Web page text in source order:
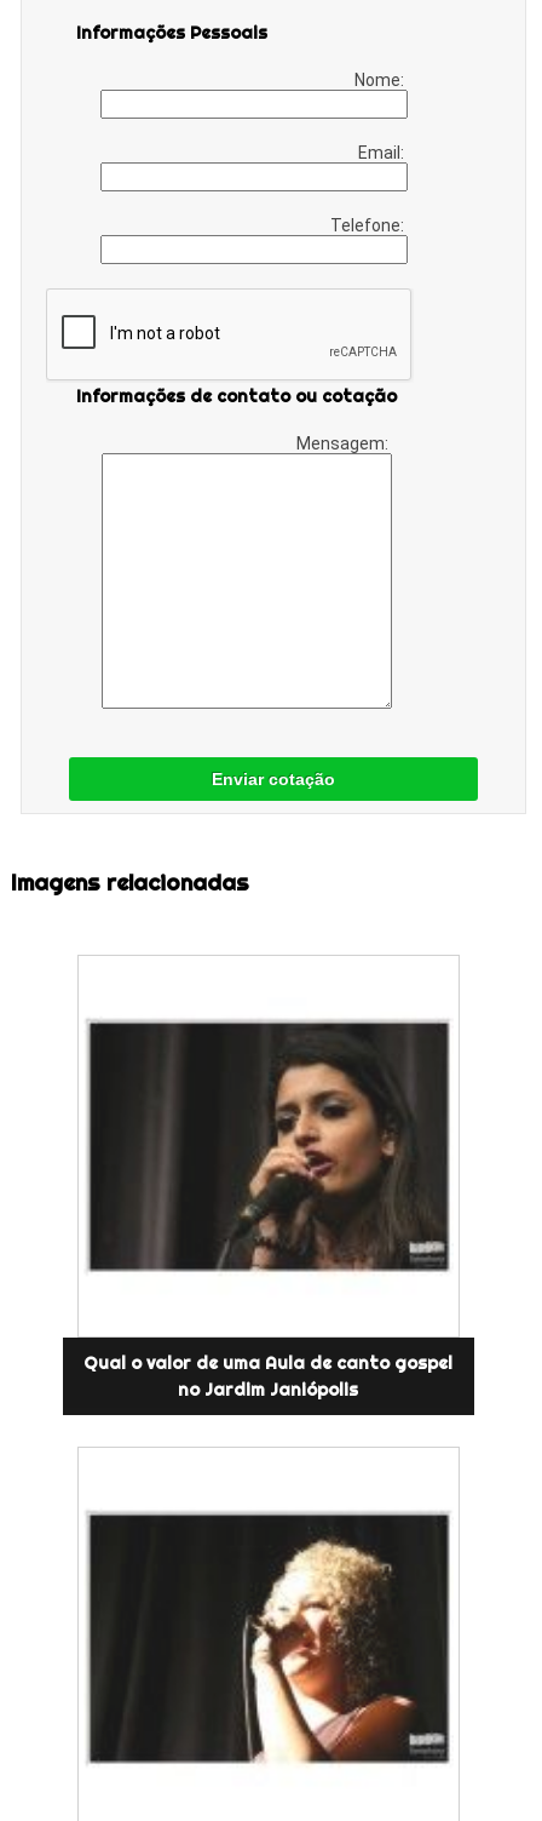
Informações Pessoais
Nome:
Email:
Telefone:
Informações de contato ou cotação
Mensagem:
Enviar cotação
Imagens relacionadas
Qual o valor de uma Aula de canto gospel
no Jardim Janiópolis